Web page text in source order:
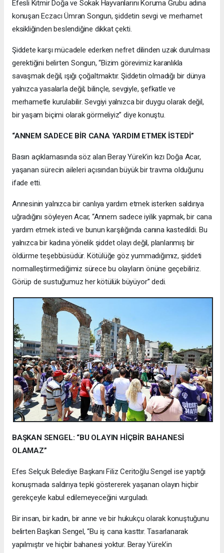
Efesli Kıtmir Doğa ve Sokak Hayvanlarını Koruma Grubu adına
konuşan Eczacı Ümran Songun, şiddetin sevgi ve merhamet
eksikliğinden beslendiğine dikkat çekti.
Şiddete karşı mücadele ederken nefret dilinden uzak durulması
gerektiğini belirten Songun, “Bizim görevimiz karanlıkla
savaşmak değil, ışığı çoğaltmaktır. Şiddetin olmadığı bir dünya
yalnızca yasalarla değil; bilinçle, sevgiyle, şefkatle ve
merhametle kurulabilir. Sevgiyi yalnızca bir duygu olarak değil,
bir yaşam biçimi olarak görmeliyiz” diye konuştu.
“ANNEM SADECE BİR CANA YARDIM ETMEK İSTEDİ”
Basın açıklamasında söz alan Beray Yürek’in kızı Doğa Acar,
yaşanan sürecin aileleri açısından büyük bir travma olduğunu
ifade etti.
Annesinin yalnızca bir canlıya yardım etmek isterken saldırıya
uğradığını söyleyen Acar, “Annem sadece iyilik yapmak, bir cana
yardım etmek istedi ve bunun karşılığında canına kastedildi. Bu
yalnızca bir kadına yönelik şiddet olayı değil, planlanmış bir
öldürme teşebbüsüdür. Kötülüğe göz yummadığımız, şiddeti
normalleştirmediğimiz sürece bu olayların önüne geçebiliriz.
Görüp de sustuğumuz her kötülük büyüyor” dedi.
BAŞKAN SENGEL: “BU OLAYIN HİÇBİR BAHANESİ
OLAMAZ”
Efes Selçuk Belediye Başkanı Filiz Ceritoğlu Sengel ise yaptığı
konuşmada saldırıya tepki göstererek yaşanan olayın hiçbir
gerekçeyle kabul edilemeyeceğini vurguladı.
Bir insan, bir kadın, bir anne ve bir hukukçu olarak konuştuğunu
belirten Başkan Sengel, “Bu iş cana kasttır. Tasarlanarak
yapılmıştır ve hiçbir bahanesi yoktur. Beray Yürek’in